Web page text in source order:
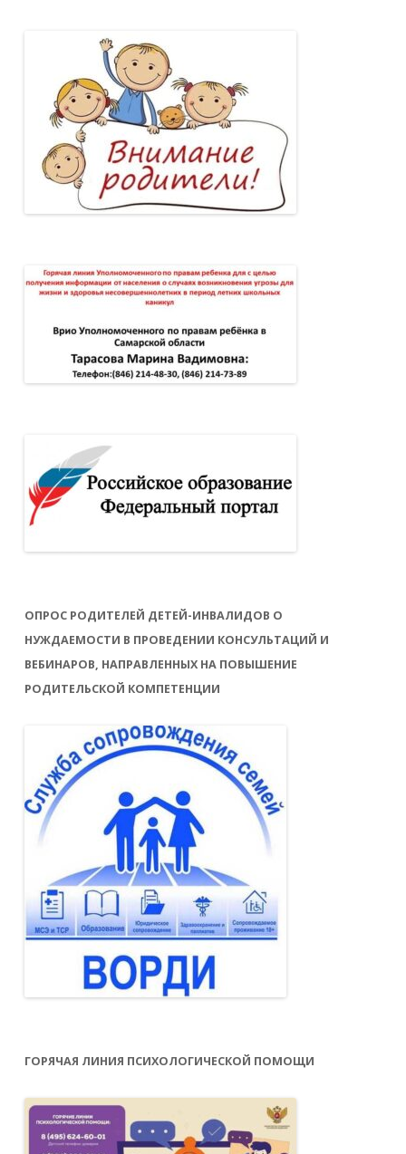
ОПРОС РОДИТЕЛЕЙ ДЕТЕЙ-ИНВАЛИДОВ О
НУЖДАЕМОСТИ В ПРОВЕДЕНИИ КОНСУЛЬТАЦИЙ И
ВЕБИНАРОВ, НАПРАВЛЕННЫХ НА ПОВЫШЕНИЕ
РОДИТЕЛЬСКОЙ КОМПЕТЕНЦИИ
ГОРЯЧАЯ ЛИНИЯ ПСИХОЛОГИЧЕСКОЙ ПОМОЩИ